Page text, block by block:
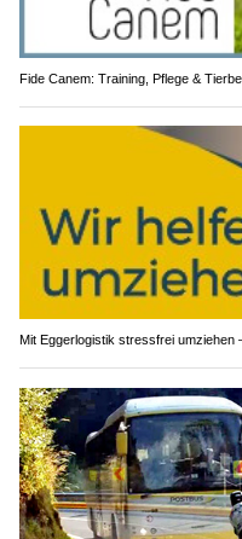
Fide Canem: Training, Pflege &
Mit Eggerlogistik stressfrei umziehen